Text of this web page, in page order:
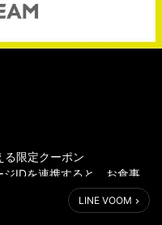
限定クーポン
IDを連携すると、お食事
ビス等の様々な優待サービ
LINE VOOM